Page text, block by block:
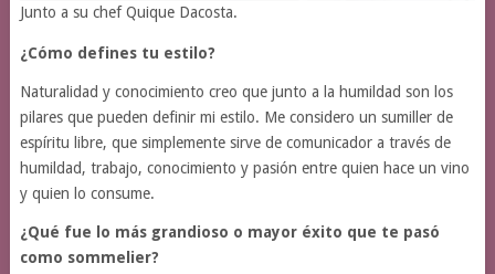
Junto a su chef Quique Dacosta.
¿Cómo defines tu estilo?
Naturalidad y conocimiento creo que junto a la humildad son los
pilares que pueden definir mi estilo. Me considero un sumiller de
espíritu libre, que simplemente sirve de comunicador a través de
humildad, trabajo, conocimiento y pasión entre quien hace un vino
y quien lo consume.
¿Qué fue lo más grandioso o mayor éxito que te pasó
como sommelier?